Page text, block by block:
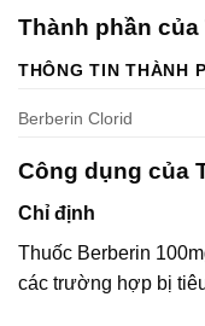
Thành phần
THÔNG TIN THÀNH
Berberin Clorid
Công dụng của
Chỉ định
Thuốc Berberin
các trường hợp bị